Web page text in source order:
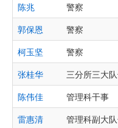
陈兆
警察
郭保恩
警察
柯玉坚
警察
张桂华
三分所三大
陈伟佳
管理科干事
雷惠清
管理科副大